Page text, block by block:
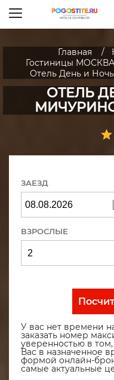
Главная
Гостиницы МОСКВА
Отель День и
ОТЕЛЬ
ЗАЕЗД
ВЗРОСЛЫЕ
У вас нет времени
заказать номер
уверенностью в том,
Вас в назначенное
формой онлайн-
самые актуальные